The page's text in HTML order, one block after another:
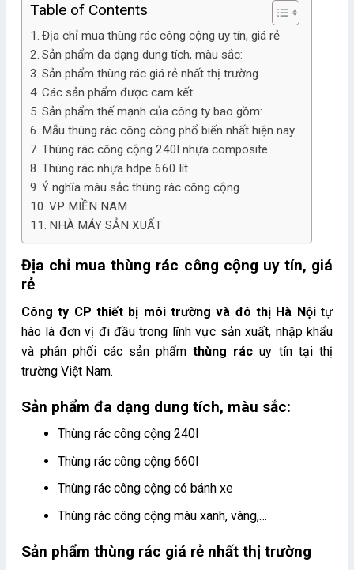
Table of Contents
Địa chỉ mua thùng rác công cộng uy tín, giá rẻ
Sản phẩm đa dạng dung tích, màu sắc:
Sản phẩm thùng rác giá rẻ nhất thị trường
Các sản phẩm được cam kết:
Sản phẩm thế mạnh của công ty bao gồm:
Mẫu thùng rác công công phổ biến nhất hiện nay
Thùng rác công cộng 240l nhựa composite
Thùng rác nhựa hdpe 660 lít
Ý nghĩa màu sắc thùng rác công cộng
VP MIỀN NAM
NHÀ MÁY SẢN XUẤT
Địa chỉ mua thùng rác công cộng uy tín, giá
rẻ
Công ty CP thiết bị môi trường và đô thị Hà Nội tự
hào là đơn vị đi đầu trong lĩnh vực sản xuất, nhập khẩu
và phân phối các sản phẩmthùng rác uy tín tại thị
trường Việt Nam.
Sản phẩm đa dạng dung tích, màu sắc:
Thùng rác công cộng 240l
Thùng rác công cộng 660l
Thùng rác công cộng có bánh xe
Thùng rác công cộng màu xanh, vàng,…
Sản phẩm thùng rác giá rẻ nhất thị trường